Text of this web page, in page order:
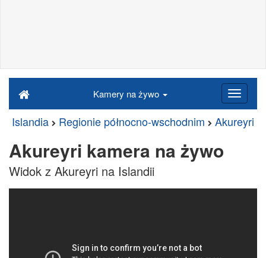
Kamery na żywo
Islandia Regionie północno-wschodnim Akureyri
Akureyri kamera na żywo
Widok z Akureyri na Islandii